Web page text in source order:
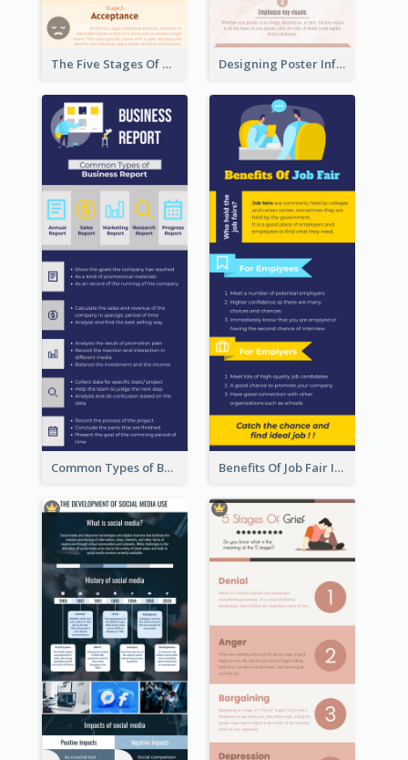
The Five Stages Of The Grief Model Infographic Designing Poster Infographic
Common Types of Business Report Infographic Benefits Of Job Fair Infographic